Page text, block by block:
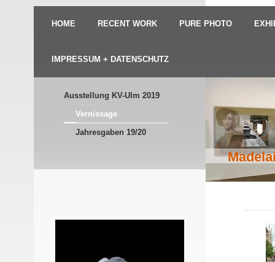
HOME RECENT WORK PURE PHOTO
IMPRESSUM + DATENSCHUTZ
Ausstellung KV-Ulm 2019
Vernissage
Jahresgaben 19/20